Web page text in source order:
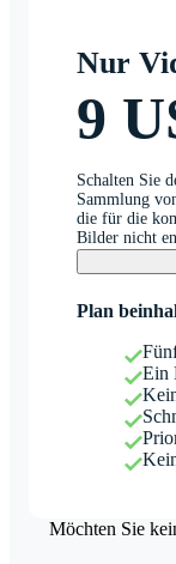
Nur
9
Schalten Sie
Sammlung
die für die
Bilder nicht
Plan
Ein
Möchten Sie